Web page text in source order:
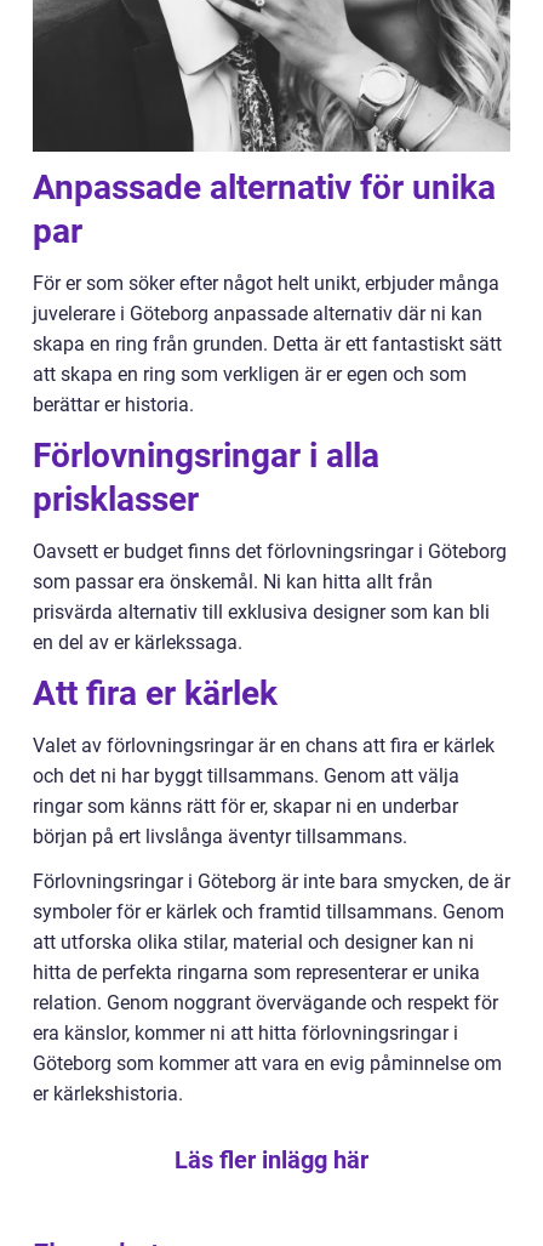
Anpassade alternativ för unika
par
För er som söker efter något helt unikt, erbjuder många
juvelerare i Göteborg anpassade alternativ där ni kan
skapa en ring från grunden. Detta är ett fantastiskt sätt
att skapa en ring som verkligen är er egen och som
berättar er historia.
Förlovningsringar i alla
prisklasser
Oavsett er budget finns det förlovningsringar i Göteborg
som passar era önskemål. Ni kan hitta allt från
prisvärda alternativ till exklusiva designer som kan bli
en del av er kärlekssaga.
Att fira er kärlek
Valet av förlovningsringar är en chans att fira er kärlek
och det ni har byggt tillsammans. Genom att välja
ringar som känns rätt för er, skapar ni en underbar
början på ert livslånga äventyr tillsammans.
Förlovningsringar i Göteborg är inte bara smycken, de är
symboler för er kärlek och framtid tillsammans. Genom
att utforska olika stilar, material och designer kan ni
hitta de perfekta ringarna som representerar er unika
relation. Genom noggrant övervägande och respekt för
era känslor, kommer ni att hitta förlovningsringar i
Göteborg som kommer att vara en evig påminnelse om
er kärlekshistoria.
Läs fler inlägg här